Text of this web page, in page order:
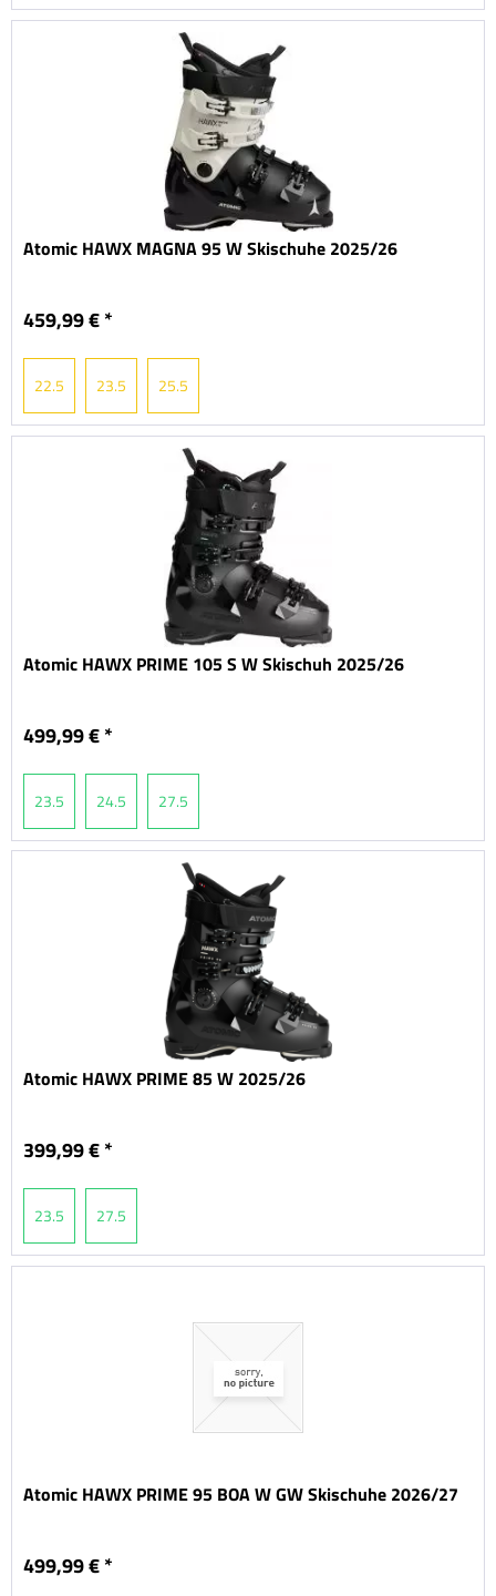
Atomic HAWX MAGNA 95 W Skischuhe 2025/26
459,99 € *
22.5 23.5 25.5
Atomic HAWX PRIME 105 S W Skischuh 2025/26
499,99 € *
23.5 24.5 27.5
Atomic HAWX PRIME 85 W 2025/26
399,99 € *
23.5 27.5
Atomic HAWX PRIME 95 BOA W GW Skischuhe 2026/27
499,99 € *